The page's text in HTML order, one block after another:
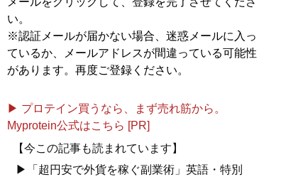
い。
※認証メールが届かない場合、迷惑メールに入っ
ているか、メールアドレスが間違っている可能性
があります。再度ご登録ください。
▶ プロテイン買うなら、まず売れ筋から。
Myprotein公式はこちら [PR]
【今この記事も読まれています】
▶「超円安で外貨を稼ぐ副業術」英語・特別